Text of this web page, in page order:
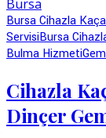
Bursa Cihazla
ServisiBursa
Bulma Hizmeti
Cihazla
Dinçer